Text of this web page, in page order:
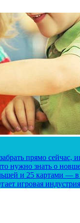
прямо сейчас,
нужно знать о
и 25 картами —
игровая